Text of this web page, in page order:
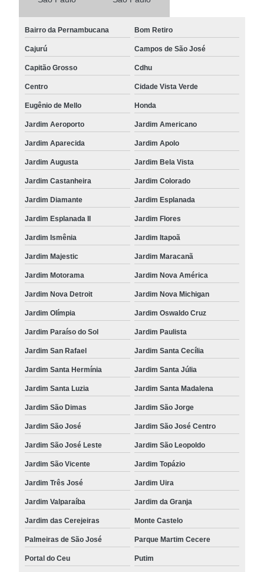
Bairro da Pernambucana Bom Retiro
Cajurú Campos de São José
Capitão Grosso Cdhu
Centro Cidade Vista Verde
Eugênio de Mello Honda
Jardim Aeroporto Jardim Americano
Jardim Aparecida Jardim Apolo
Jardim Augusta Jardim Bela Vista
Jardim Castanheira Jardim Colorado
Jardim Diamante Jardim Esplanada
Jardim Esplanada II Jardim Flores
Jardim Ismênia Jardim Itapoã
Jardim Majestic Jardim Maracanã
Jardim Motorama Jardim Nova América
Jardim Nova Detroit Jardim Nova Michigan
Jardim Olímpia Jardim Oswaldo Cruz
Jardim Paraíso do Sol Jardim Paulista
Jardim San Rafael Jardim Santa Cecília
Jardim Santa Hermínia Jardim Santa Júlia
Jardim Santa Luzia Jardim Santa Madalena
Jardim São Dimas Jardim São Jorge
Jardim São José Jardim São José Centro
Jardim São José Leste Jardim São Leopoldo
Jardim São Vicente Jardim Topázio
Jardim Três José Jardim Uira
Jardim Valparaíba Jardim da Granja
Jardim das Cerejeiras Monte Castelo
Palmeiras de São José Parque Martim Cecere
Portal do Ceu Putim